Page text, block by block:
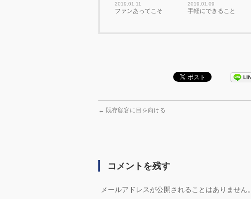
2019.01.11
ファンあってこそ
2019.01.09
手軽にできること
← 既存顧客に目を向ける
コメントを残す
メールアドレスが公開されることはありません。